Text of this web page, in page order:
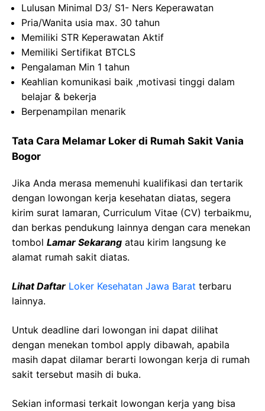
Lulusan Minimal D3/ S1- Ners Keperawatan
Pria/Wanita usia max. 30 tahun
Memiliki STR Keperawatan Aktif
Memiliki Sertifikat BTCLS
Pengalaman Min 1 tahun
Keahlian komunikasi baik ,motivasi tinggi dalam
belajar & bekerja
Berpenampilan menarik
Tata Cara Melamar Loker di Rumah Sakit Vania
Bogor
Jika Anda merasa memenuhi kualifikasi dan tertarik
dengan lowongan kerja kesehatan diatas, segera
kirim surat lamaran, Curriculum Vitae (CV) terbaikmu,
dan berkas pendukung lainnya dengan cara menekan
tombol Lamar Sekarang atau kirim langsung ke
alamat rumah sakit diatas.
Lihat Daftar Loker Kesehatan Jawa Barat terbaru
lainnya.
Untuk deadline dari lowongan ini dapat dilihat
dengan menekan tombol apply dibawah, apabila
masih dapat dilamar berarti lowongan kerja di rumah
sakit tersebut masih di buka.
Sekian informasi terkait lowongan kerja yang bisa